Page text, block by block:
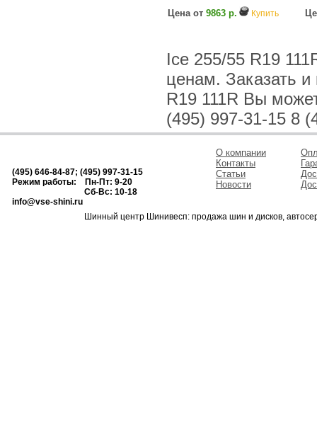
Цена от 9863 р. Купить
Ice 255/55 R19
ценам. Заказать
R19 111R Вы
(495) 997-31-15 8
(495) 646-84-87; (495) 997-31-15
Режим работы: Пн-Пт: 9-20
Сб-Вс: 10-18
info@vse-shini.ru
О компании
Контакты
Статьи
Новости
Шинный центр Шинивесп: продажа шин и дисков,